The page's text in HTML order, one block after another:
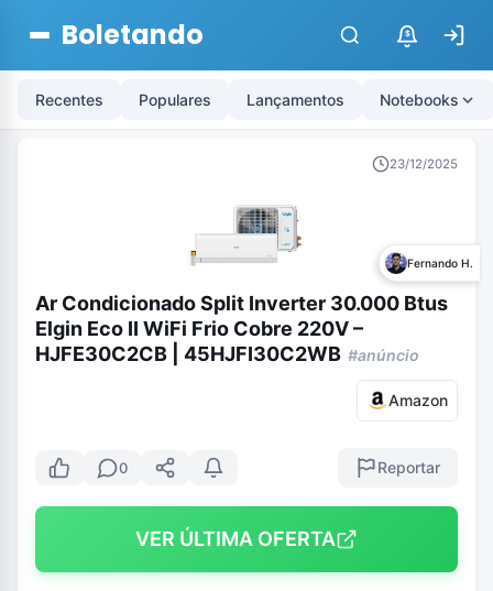
Boletando $
Recentes Populares Lançamentos Notebooks
23/12/2025
Fernando H.
Ar Condicionado Split Inverter 30.000 Btus
Elgin Eco II WiFi Frio Cobre 220V –
HJFE30C2CB | 45HJFI30C2WB #anúncio
Amazon
0 Reportar
VER ÚLTIMA OFERTA